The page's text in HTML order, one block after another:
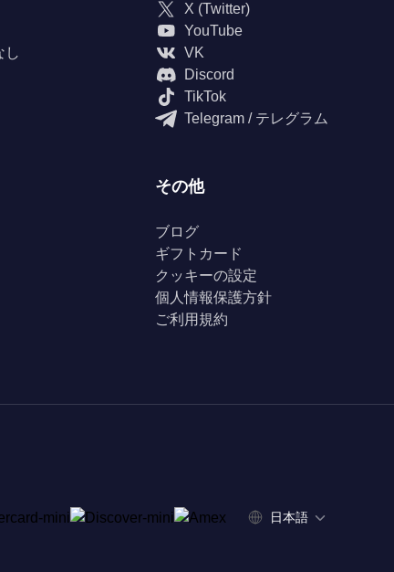
し
X (Twitter)
YouTube
VK
Discord
TikTok
Telegram / テレグラム
その他
ブログ
ギフトカード
クッキーの設定
個人情報保護方針
ご利用規約
日本語